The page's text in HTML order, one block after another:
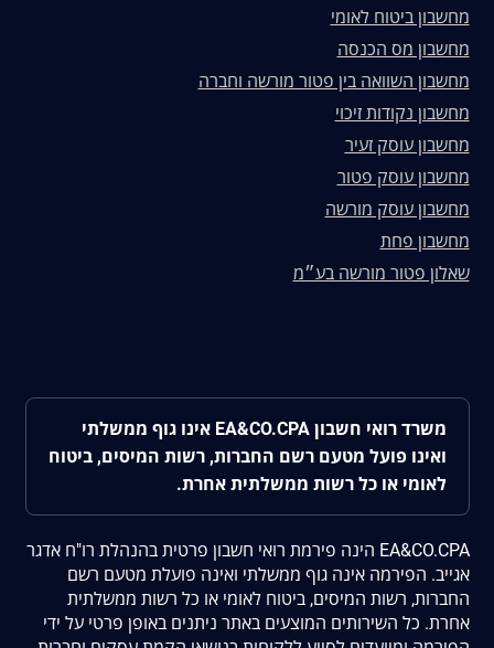
מחשבון ביטוח לאומי
מחשבון מס הכנסה
מחשבון השוואה בין פטור מורשה וחברה
מחשבון נקודות זיכוי
מחשבון עוסק זעיר
מחשבון עוסק פטור
מחשבון עוסק מורשה
מחשבון פחת
שאלון פטור מורשה בע״מ
משרד רואי חשבון EA&CO.CPA אינו גוף ממשלתי
ואינו פועל מטעם רשם החברות, רשות המיסים, ביטוח
לאומי או כל רשות ממשלתית אחרת.
EA&CO.CPA הינה פירמת רואי חשבון פרטית בהנהלת רו"ח אדגר
אגייב. הפירמה אינה גוף ממשלתי ואינה פועלת מטעם רשם
החברות, רשות המיסים, ביטוח לאומי או כל רשות ממשלתית
אחרת. כל השירותים המוצעים באתר ניתנים באופן פרטי על ידי